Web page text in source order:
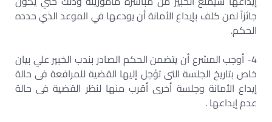
جائزاً لمن كلف بإيداع الأمانة أن يودعها في الموعد الذي حدده
الحكم.
4- أوجب المشرع أن يتضمن الحكم الصادر بندب الخبير علي بيان
خاص بتاريخ الجلسة التى تؤجل إليها القضية للمرافعة فى حالة
إيداع الأمانة وجلسة أخرى أقرب منها لنظر القضية فى حالة
عدم إيداعها .